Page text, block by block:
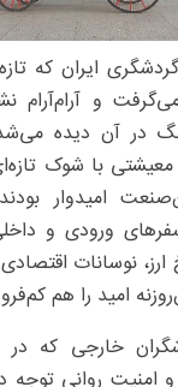
ایران که
می‌گرفت و
در آن دیده می‌شد
معیشتی با شوک
امیدوار
ورودی و
نوسانات
امید را هم
خارجی که
امنیت روانی توجه